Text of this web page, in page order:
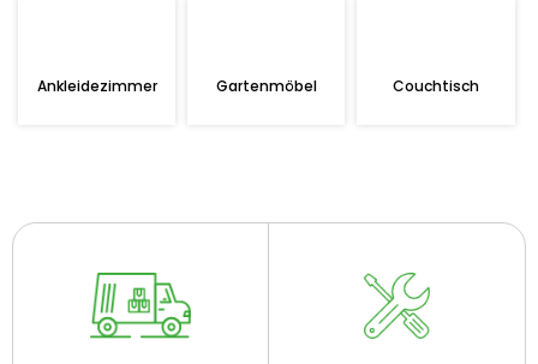
Ankleidezimmer Gartenmöbel Couchtisch